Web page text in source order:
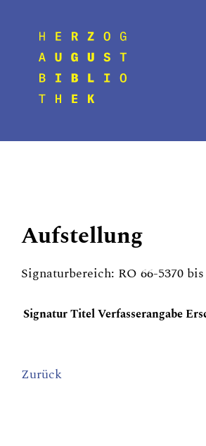
Aufstellung
Signaturbereich: RO 66-5370 bis
SignaturTitelVerfasserangabe
Zurück